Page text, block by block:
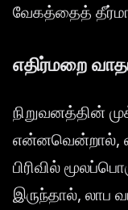
வேகத்தைத்
எதிர்மறை
நிறுவனத்தின்
என்னவென்றால்,
பிரிவில்
இருந்தால், லாப